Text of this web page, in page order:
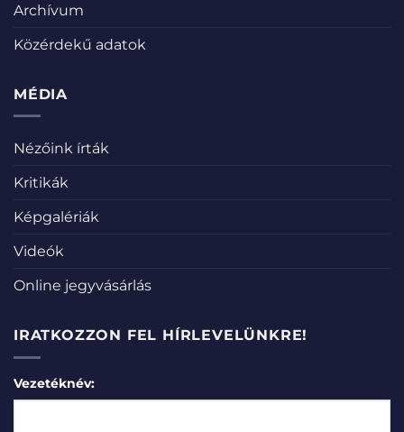
Archívum
Közérdekű adatok
MÉDIA
Nézőink írták
Kritikák
Képgalériák
Videók
Online jegyvásárlás
IRATKOZZON FEL HÍRLEVELÜNKRE!
Vezetéknév: